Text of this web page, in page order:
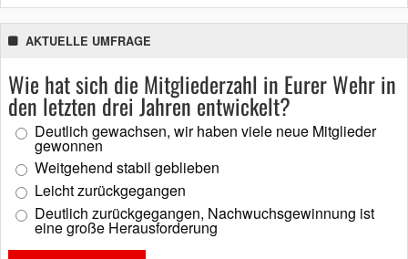
AKTUELLE UMFRAGE
Wie hat sich die Mitgliederzahl in Eurer Wehr in
den letzten drei Jahren entwickelt?
Deutlich gewachsen, wir haben viele neue Mitglieder
gewonnen
Weitgehend stabil geblieben
Leicht zurückgegangen
Deutlich zurückgegangen, Nachwuchsgewinnung ist
eine große Herausforderung